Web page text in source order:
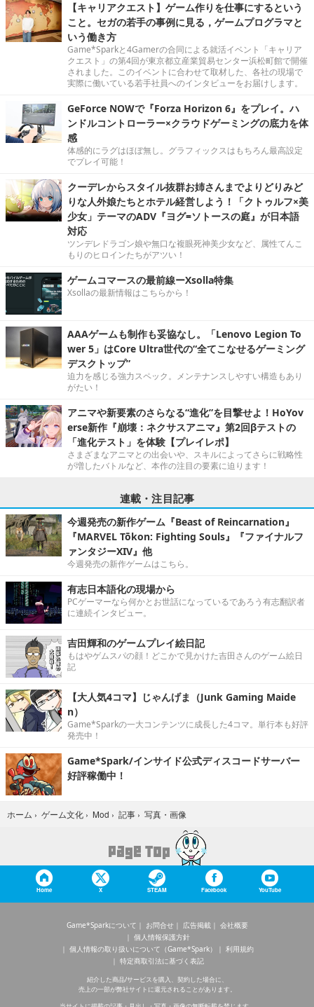
【キャリアクエスト】ゲーム作りを仕事にするという
こと。セガの若手の事例に見る，ゲームプログラマと
いう働き方
Game*Sparkと4Gamerの合同による就活イベント「キャリア
クエスト」の第4回が東京都立産業貿易センター浜松町館で開催
されました。このイベントに合わせて取材した、各社の現場で
実際に働いている若手社員へのインタビューをお届けします。
GeForce NOWで『Forza Horizon 6』をプレイ。ハ
ンドルコントローラー×クラウドゲーミングの底力を体
感
体感的にラグはほぼ無し。グラフィックスはもちろん最高設定
でプレイ可能！
クーデレからスタイル抜群お姉さんまでよりどりみど
りな人外娘たちとホテル経営しよう！「クトゥルフ×美
少女」テーマのADV『ヨグ=ソトースの庭』が日本語
対応
ツンデレドラゴン娘や無口な複眼死神美少女など、属性てんこ
もりのヒロインたちがアツい！
ゲームコマースの最前線ーXsolla特集
Xsollaの最新情報はこちらから！
AAAゲームも制作も妥協なし。「Lenovo Legion To
wer 5」はCore Ultra世代の“全てこなせるゲーミング
デスクトップ”
迫力を感じる強力スペック。メンテナンスしやすい構造もあり
がたい！
アニマや新要素のさらなる“進化”を目撃せよ！HoYov
erse新作『崩壊：ネクサスアニマ』第2回βテストの
「進化テスト」を体験【プレイレポ】
さまざまなアニマとの出会いや、スキルによってさらに戦略性
が増したバトルなど、本作の注目の要素に迫ります！
連載・注目記事
今週発売の新作ゲーム『Beast of Reincarnation』
『MARVEL Tōkon: Fighting Souls』『ファイナルフ
ァンタジーXIV』他
今週発売の新作ゲームはこちら。
有志日本語化の現場から
PCゲーマーなら何かとお世話になっているであろう有志翻訳者
に連続インタビュー。
吉田輝和のゲームプレイ絵日記
もはやゲムスパの顔！どこかで見かけた吉田さんのゲーム絵日
記
【大人気4コマ】じゃんげま（Junk Gaming Maide
n）
Game*Sparkの一大コンテンツに成長した4コマ。単行本も好評
発売中！
Game*Spark/インサイド公式ディスコードサーバー
好評稼働中！
ホーム › ゲーム文化 › Mod › 記事 › 写真・画像
Home X STEAM Facebook YouTube
Game*Sparkについて お問合せ 広告掲載
会社概要
個人情報保護方針
個人情報の取り扱いについて（Game*Spark）
利用規約
特定商取引法に基づく表記
紹介した商品/サービスを購入、契約した場合に、
売上の一部が弊社サイトに還元されることがあります。